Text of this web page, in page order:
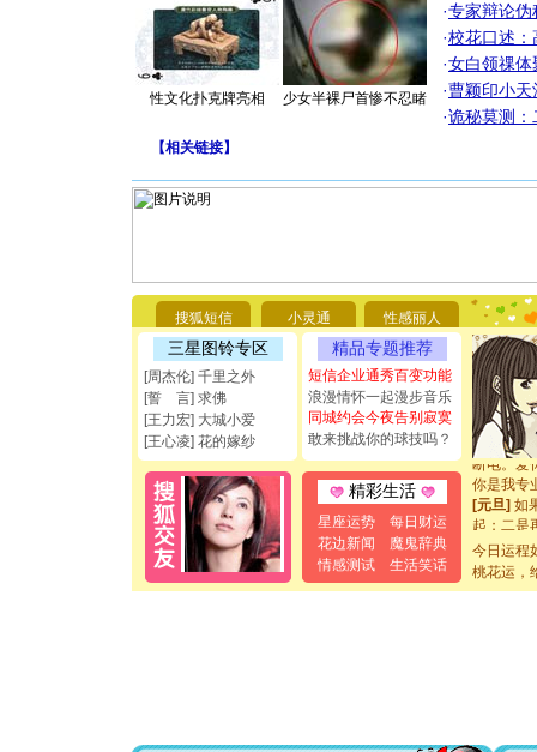
性文化扑克牌亮相 少女半裸尸首惨不忍睹
·专家辩论伪
·校花口述：
·女白领祼体
·曹颖印小天
·诡秘莫测：
【相关链接】
搜狐短信 小灵通 性感丽人
三星图铃专区
[周杰伦] 千里之外
[誓 言] 求佛
[王力宏] 大城小爱
[王心凌] 花的嫁纱
精品专题推荐
短信企业通秀百变功能
浪漫情怀一起漫步音乐
同城约会今夜告别寂寞
敢来挑战你的球技吗？
精彩生活
星座运势
每日财运
花边新闻
魔鬼辞典
情感测试
生活笑话
你太多，
要平安
[圣诞节]
能正大光
都要快乐
[圣诞节]
如意,快
[元旦]看
断电。爱
你是我专
[元旦] 如
起；二是
[元旦]当
泣，这痛
[圣诞节]
今日运程
桃花运，